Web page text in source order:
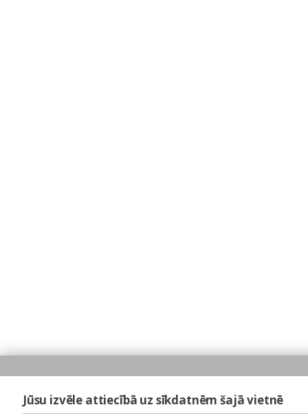
Jūsu izvēle attiecībā uz sīkdatnēm šajā vietnē